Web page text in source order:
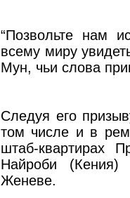
“Позвольте нам
всему миру
Мун, чьи слова
Следуя его
том числе и в
штаб-квартирах
Найроби (Кения)
Женеве.